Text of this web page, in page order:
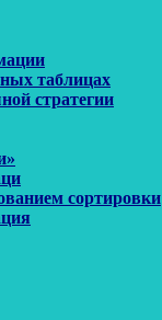
таблицах
стратегии
сортировки